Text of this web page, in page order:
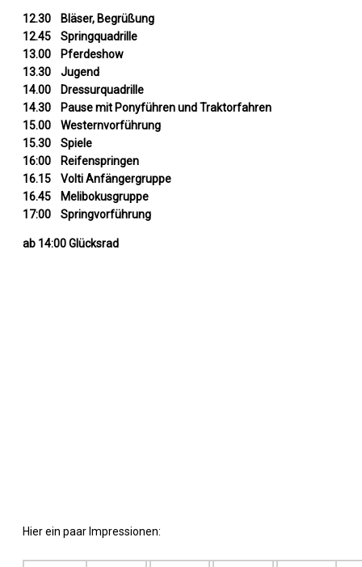
12.30 Bläser, Begrüßung
12.45 Springquadrille
13.00 Pferdeshow
13.30 Jugend
14.00 Dressurquadrille
14.30 Pause mit Ponyführen und Traktorfahren
15.00 Westernvorführung
15.30 Spiele
16:00 Reifenspringen
16.15 Volti Anfängergruppe
16.45 Melibokusgruppe
17:00 Springvorführung
ab 14:00 Glücksrad
Hier ein paar Impressionen: